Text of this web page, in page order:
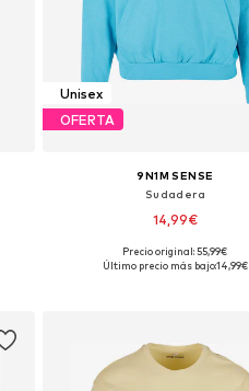
Unisex
OFERTA
9N1M SENSE
Sudadera
14,99€
+2
Tallas disponibles: L
Precio original: 55,99€
Último precio más bajo:14,99€